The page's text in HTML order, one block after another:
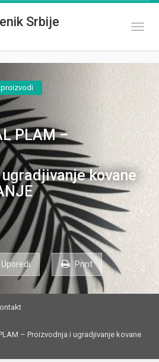
Srbije
PLAM –
kovane
Uporedi Print
– Proizvodnja i ugradjivanje kovane